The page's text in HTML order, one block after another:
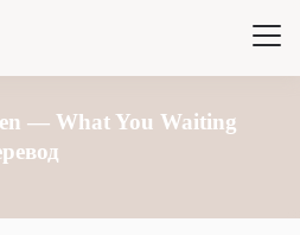
— What You Waiting